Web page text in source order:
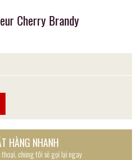
Cherry Brandy
HÀNG NHANH
thoại, chúng tôi sẽ gọi lại ngay